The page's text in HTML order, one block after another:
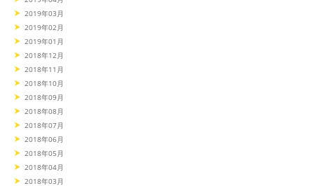
2019年03月
2019年02月
2019年01月
2018年12月
2018年11月
2018年10月
2018年09月
2018年08月
2018年07月
2018年06月
2018年05月
2018年04月
2018年03月